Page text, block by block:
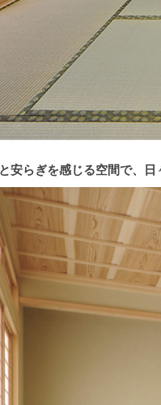
安らぎを感じる空間で、日